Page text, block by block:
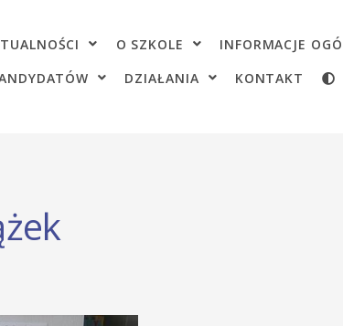
O SZKOLE INFORMACJE
DZIAŁANIA KONTAKT